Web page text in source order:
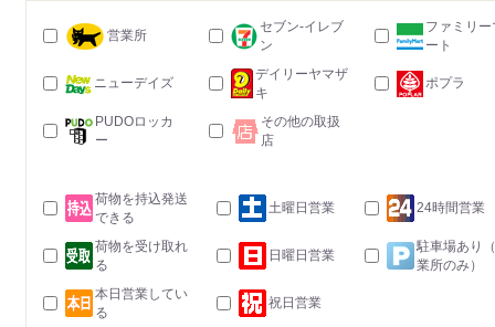
営業所
セブン-イレブ
ン
ファミリー
ート
ニューデイズ
デイリーヤマザ
キ
ポプラ
PUDOロッカ
ー
その他の取扱
店
荷物を持込発送
できる
土曜日営業 24時間営業
荷物を受け取れ
る
日曜日営業
駐車場あり
業所のみ）
本日営業してい
る
祝日営業